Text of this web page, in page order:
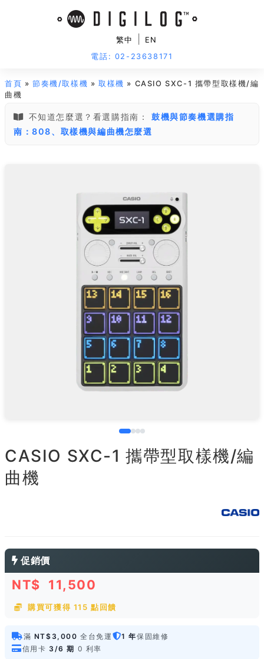
繁中
EN
電話: 02-23638171
首頁 »節奏機/取樣機 »取樣機 » CASIO SXC-1 攜帶型取樣機/編
曲機
不知道怎麼選？看選購指南：
鼓機與節奏機選購指
南：808、取樣機與編曲機怎麼選
CASIO SXC-1 攜帶型取樣機/編
曲機
促銷價
NT$ 11,500
購買可獲得 115 點回饋
滿 NT$3,000 全台免運 1 年保固維修
信用卡 3/6 期 0 利率